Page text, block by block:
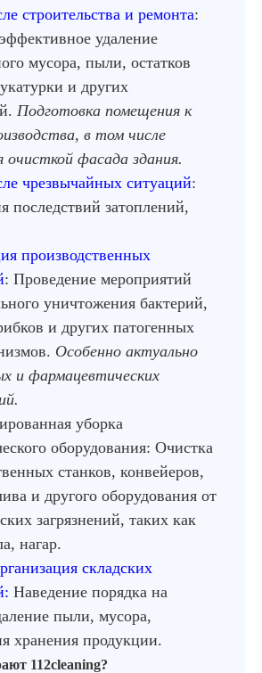
строительства и ремонта:
удаление
мусора, пыли, остатков
и других
Подготовка помещения к
в том числе
очисткой фасада здания.
чрезвычайных ситуаций:
последствий затоплений,
производственных
: Проведение мероприятий
уничтожения бактерий,
и других патогенных
Особенно актуально
и фармацевтических
уборка
оборудования: Очистка
станков, конвейеров,
и другого оборудования от
загрязнений, таких как
нагар.
складских
Наведение порядка на
пыли, мусора,
хранения продукции.
112cleaning?